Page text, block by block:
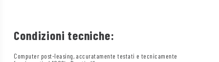
Condizioni tecniche:
Computer post-leasing, accuratamente testati e tecnicamente